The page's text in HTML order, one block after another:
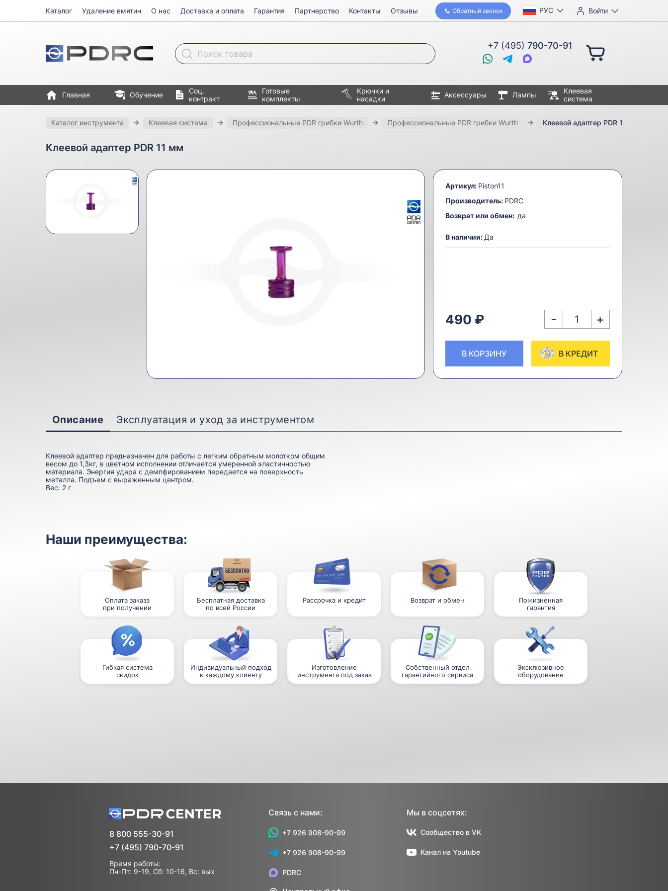
РУС Войти
Обратный звонок
+7 (495) 790-70-91
Поиск товара
Каталог Удаление вмятин О нас Доставка и оплата Гарантия Партнерство Контакты Отзывы
Главная Обучение
Соц.
контракт
Готовые
комплекты
Крючки и
насадки
Аксессуары Лампы
Клеевая
система
Каталог инструмента Клеевая система Профессиональные PDR грибки Wurth Профессиональные PDR грибки Wurth Клеевой адаптер PDR 11 мм
Клеевой адаптер PDR 11 мм
Артикул: Piston11
Производитель: PDRC
Возврат или обмен: да
В наличии: Да
490 ₽ - +
В КОРЗИНУ В КРЕДИТ
Описание Эксплуатация и уход за инструментом
Клеевой адаптер предназначен для работы с легким обратным молотком общим
весом до 1,3кг, в цветном исполнении отличается умеренной эластичностью
материала. Энергия удара с демпфированием передается на поверхность
металла. Подъем с выраженным центром.
Вес: 2 г
Наши преимущества:
Оплата заказа
при получении
Бесплатная доставка
по всей России
Рассрочка и кредит Возврат и обмен
Пожизненная
гарантия
Гибкая система
скидок
Индивидуальный подход
к каждому клиенту
Изготовление
инструмента под заказ
Собственный отдел
гарантийного сервиса
Эксклюзивное
оборудование
8 800 555-30-91
+7 (495) 790-70-91
Время работы:
Пн-Пт: 9-19, Сб: 10-16, Вс: вых
Связь с нами:
+7 926 908-90-99
+7 926 908-90-99
PDRC
Мы в соцсетях:
Сообщество в VK
Канал на Youtube